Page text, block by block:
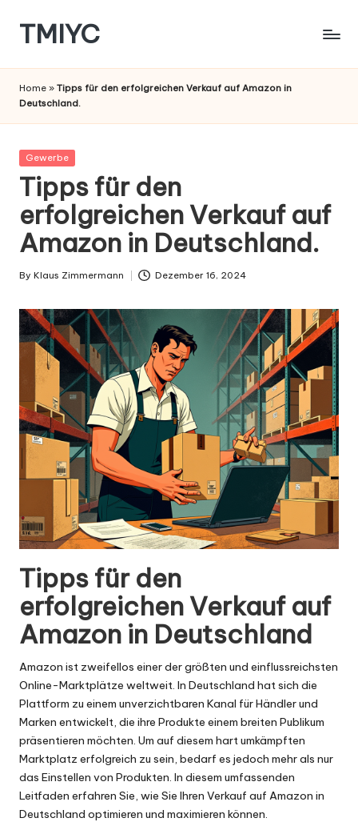
content
TMIYC
Home » Tipps für den erfolgreichen Verkauf auf Amazon in
Deutschland.
Posted
Gewerbe
Tipps für den
erfolgreichen Verkauf auf
Amazon in Deutschland.
Posted
By Klaus Zimmermann Dezember 16, 2024
Tipps für den
erfolgreichen Verkauf auf
Amazon in Deutschland
Amazon ist zweifellos einer der größten und einflussreichsten
Online-Marktplätze weltweit. In Deutschland hat sich die
Plattform zu einem unverzichtbaren Kanal für Händler und
Marken entwickelt, die ihre Produkte einem breiten Publikum
präsentieren möchten. Um auf diesem hart umkämpften
Marktplatz erfolgreich zu sein, bedarf es jedoch mehr als nur
das Einstellen von Produkten. In diesem umfassenden
Leitfaden erfahren Sie, wie Sie Ihren Verkauf auf Amazon in
Deutschland optimieren und maximieren können.